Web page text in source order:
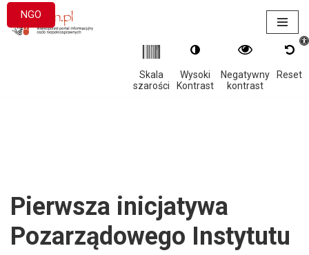
Skala
szarości
Wysoki
Kontrast
Negatywny
kontrast
Reset
Przejdź
Pierwsza inicjatywa
Pozarządowego Instytutu
NGO